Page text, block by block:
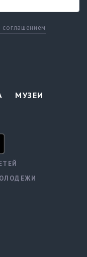
соглашением
МУЗЕИ